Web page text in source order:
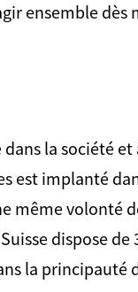
ensemble dès
la société
est implanté
même volonté
dispose
la